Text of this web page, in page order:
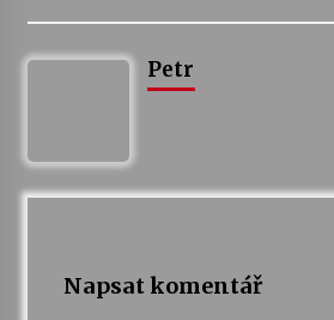
Petr
Napsat komentář